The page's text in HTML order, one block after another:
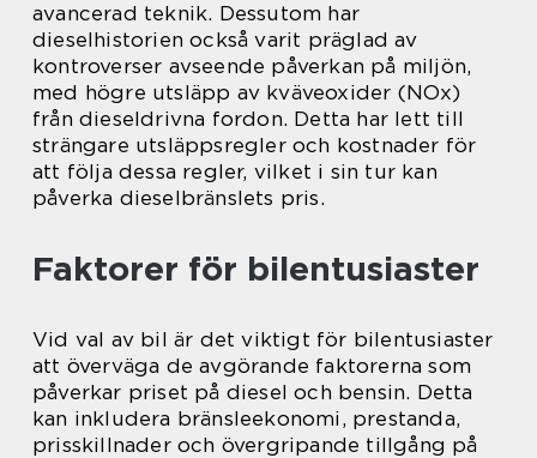
avancerad teknik. Dessutom har
dieselhistorien också varit präglad av
kontroverser avseende påverkan på miljön,
med högre utsläpp av kväveoxider (NOx)
från dieseldrivna fordon. Detta har lett till
strängare utsläppsregler och kostnader för
att följa dessa regler, vilket i sin tur kan
påverka dieselbränslets pris.
Faktorer för bilentusiaster
Vid val av bil är det viktigt för bilentusiaster
att överväga de avgörande faktorerna som
påverkar priset på diesel och bensin. Detta
kan inkludera bränsleekonomi, prestanda,
prisskillnader och övergripande tillgång på